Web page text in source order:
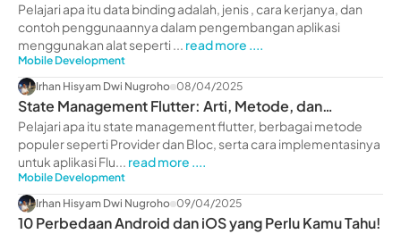
Penggunaan
Pelajari apa itu data binding adalah, jenis , cara kerjanya, dan
contoh penggunaannya dalam pengembangan aplikasi
menggunakan alat seperti ... read more ....
Mobile Development
Irhan Hisyam Dwi Nugroho 08/04/2025
State Management Flutter: Arti, Metode, dan
Implementasi
Pelajari apa itu state management flutter, berbagai metode
populer seperti Provider dan Bloc, serta cara implementasinya
untuk aplikasi Flu... read more ....
Mobile Development
Irhan Hisyam Dwi Nugroho 09/04/2025
10 Perbedaan Android dan iOS yang Perlu Kamu Tahu!